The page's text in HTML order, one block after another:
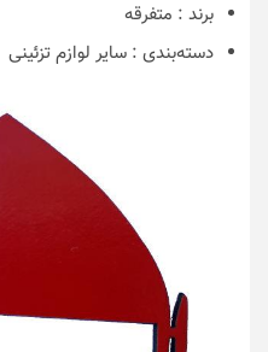
برند : متفرقه
دسته‌بندی : سایر لوازم تزئینی